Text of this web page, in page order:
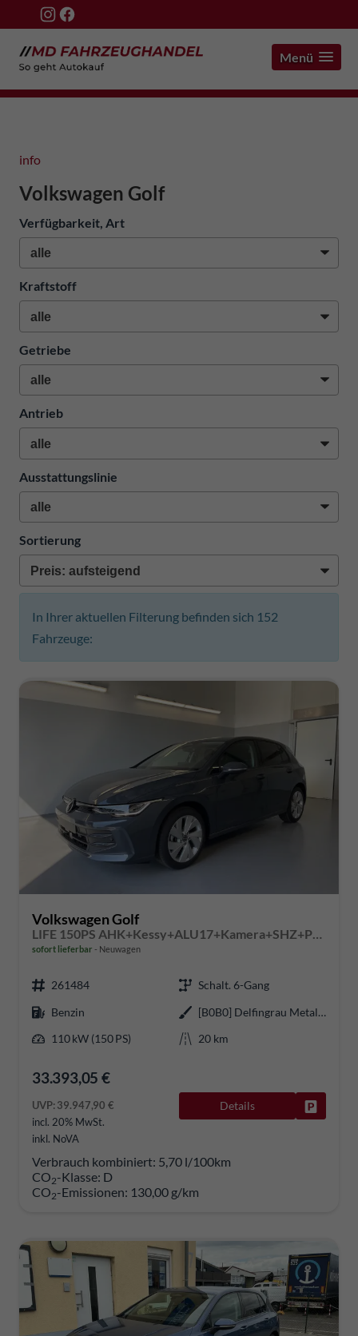
Menü
info
Volkswagen Golf
Verfügbarkeit, Art
Kraftstoff
Getriebe
Antrieb
Ausstattungslinie
Sortierung
In Ihrer aktuellen Filterung befinden sich 152
Fahrzeuge:
Volkswagen Golf
sofort lieferbar Neuwagen
261484
Schalt. 6-Gang
Benzin
[B0B0] Delfingrau Metallic
110 kW (150 PS)
20 km
33.393,05 €
UVP:39.947,90 €
incl. 20% MwSt.
inkl. NoVA
Details
Verbrauch kombiniert: 5,70 l/100km
CO2-Klasse: D
CO2-Emissionen: 130,00 g/km